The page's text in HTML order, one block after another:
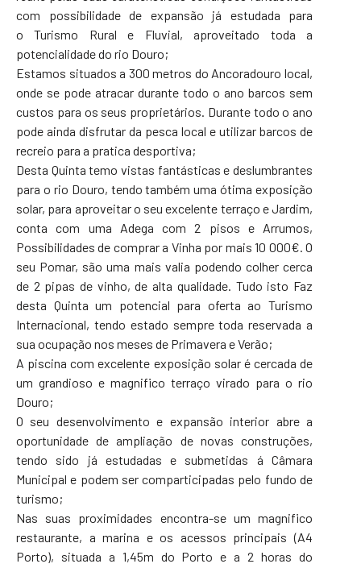
com possibilidade de expansão já estudada para
o Turismo Rural e Fluvial, aproveitado toda a
potencialidade do rio Douro;
Estamos situados a 300 metros do Ancoradouro local,
onde se pode atracar durante todo o ano barcos sem
custos para os seus proprietários. Durante todo o ano
pode ainda disfrutar da pesca local e utilizar barcos de
recreio para a pratica desportiva;
Desta Quinta temo vistas fantásticas e deslumbrantes
para o rio Douro, tendo também uma ótima exposição
solar, para aproveitar o seu excelente terraço e Jardim,
conta com uma Adega com 2 pisos e Arrumos,
Possibilidades de comprar a Vinha por mais 10 000€. O
seu Pomar, são uma mais valia podendo colher cerca
de 2 pipas de vinho, de alta qualidade. Tudo isto Faz
desta Quinta um potencial para oferta ao Turismo
Internacional, tendo estado sempre toda reservada a
sua ocupação nos meses de Primavera e Verão;
A piscina com excelente exposição solar é cercada de
um grandioso e magnifico terraço virado para o rio
Douro;
O seu desenvolvimento e expansão interior abre a
oportunidade de ampliação de novas construções,
tendo sido já estudadas e submetidas á Câmara
Municipal e podem ser comparticipadas pelo fundo de
turismo;
Nas suas proximidades encontra-se um magnifico
restaurante, a marina e os acessos principais (A4
Porto), situada a 1,45m do Porto e a 2 horas do